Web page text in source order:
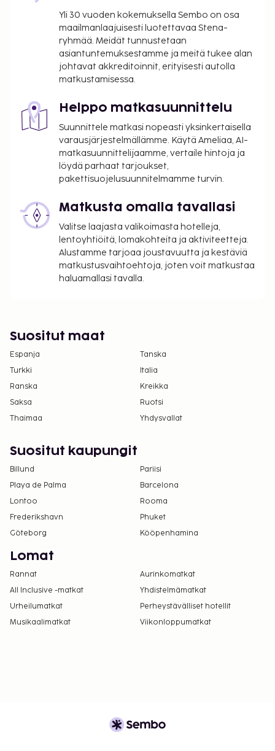
suoritettavat maksut. Maksuihin saattaa sisältyä
sovellettavat verot:
Kaupungin perimä vero: 5.20 EUR per henkilö
per yö. Tätä veroa ei peritä alle 18 vuotta
vanhoilta lapsilta.
Tässä on mainittu kaikki majoituspaikan meille
ilmoittamat maksut.
Maksu buffetaamiaisesta: noin 14 EUR aikuisille
ja 7 EUR lapsille
Pysäköintimaksu lähellä sijaitsevalla
pysäköintialueella: 21.10 EUR per päivä (500
Yllä oleva luettelo ei ehkä kata kaikkea. Maksut ja
takuumaksut eivät välttämättä sisällä veroja, ja ne
saattavat muuttua.
Kansallisten määräysten vuoksi käteismaksut
eivät voi ylittää 1000 EUR:n suuruista summaa
Lue lisää Best Westernin tietosuojakäytännöstä
sivulla
www.bestwestern.com/privacy
Yli 30 vuoden kokemuksella Sembo on osa
maailmanlaajuisesti luotettavaa Stena-
ryhmää. Meidät tunnustetaan
asiantuntemuksestamme ja meitä tukee alan
johtavat akkreditoinnit, erityisesti autolla
matkustamisessa.
Helppo matkasuunnittelu
Suunnittele matkasi nopeasti yksinkertaisella
varausjärjestelmällämme. Käytä Ameliaa, AI-
matkasuunnittelijaamme, vertaile hintoja ja
löydä parhaat tarjoukset,
pakettisuojelusuunnitelmamme turvin.
Matkusta omalla tavallasi
Valitse laajasta valikoimasta hotelleja,
lentoyhtiöitä, lomakohteita ja aktiviteetteja.
Alustamme tarjoaa joustavuutta ja kestäviä
matkustusvaihtoehtoja, joten voit matkustaa
haluamallasi tavalla.
Suositut maat
Espanja
Tanska
Turkki
Italia
Ranska
Kreikka
Saksa
Ruotsi
Thaimaa
Yhdysvallat
Suositut kaupungit
Billund
Pariisi
Playa de Palma
Barcelona
Lontoo
Rooma
Frederikshavn
Phuket
Göteborg
Kööpenhamina
Lomat
Rannat
Aurinkomatkat
All Inclusive -matkat
Yhdistelmämatkat
Urheilumatkat
Perheystävälliset hotellit
Musikaalimatkat
Viikonloppumatkat